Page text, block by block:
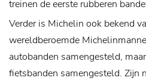
treinen de eerste rubberen
Verder is Michelin ook bekend
wereldberoemde
autobanden samengesteld,
fietsbanden samengesteld. Zijn